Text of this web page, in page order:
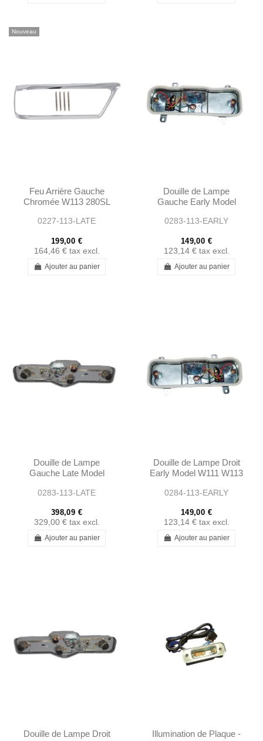
Nouveau
Feu Arrière Gauche
Chromée W113 280SL
1138260752
0227-113-LATE
199,00 €
164,46 € tax excl.
Ajouter au panier
Douille de Lampe
Gauche Early Model
0283-113-EARLY
149,00 €
123,14 € tax excl.
Ajouter au panier
Douille de Lampe
Gauche Late Model
0283-113-LATE
398,09 €
329,00 € tax excl.
Ajouter au panier
Douille de Lampe Droit
Early Model W111 W113
0284-113-EARLY
149,00 €
123,14 € tax excl.
Ajouter au panier
Douille de Lampe Droit
Illumination de Plaque -